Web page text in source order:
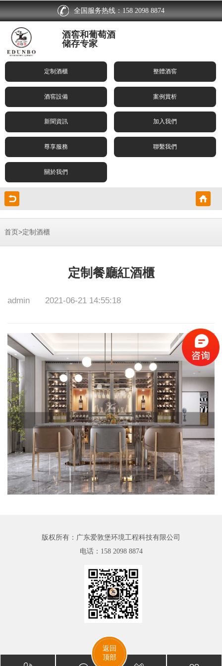
全国服务热线：158 2098 8874
酒窖和葡萄酒
储存专家
定制酒櫃 整體酒窖
酒窖設備 案例賞析
新聞資訊 加入我們
尊享服務 聯繫我們
關於我們
首页>定制酒櫃
定制餐廳紅酒櫃
admin 2021-06-21 14:55:18
版权所有：广东爱敦堡环境工程科技有限公司
电话： 158 2098 8874
返回
顶部